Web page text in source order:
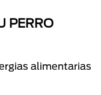
PERRO
alimentarias